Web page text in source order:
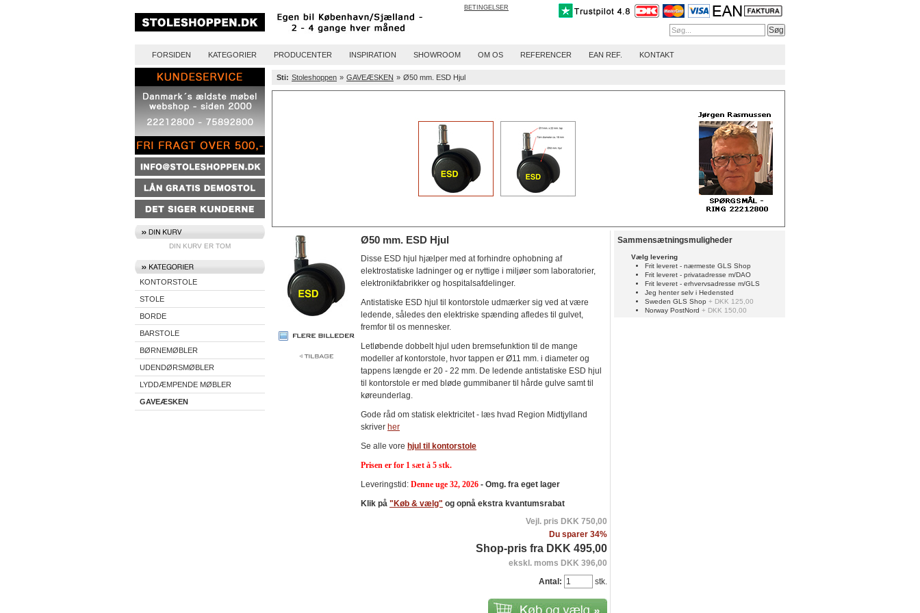
BETINGELSER
FORSIDEN KATEGORIER PRODUCENTER INSPIRATION SHOWROOM OM OS REFERENCER EAN REF. KONTAKT
DIN KURV ER TOM
KONTORSTOLE
STOLE
BORDE
BARSTOLE
BØRNEMØBLER
UDENDØRSMØBLER
LYDDÆMPENDE MØBLER
GAVEÆSKEN
Sti: Stoleshoppen » GAVEÆSKEN » Ø50 mm. ESD Hjul
Ø50 mm. ESD Hjul
Disse ESD hjul hjælper med at forhindre ophobning af
elektrostatiske ladninger og er nyttige i miljøer som laboratorier,
elektronikfabrikker og hospitalsafdelinger.
Antistatiske ESD hjul til kontorstole udmærker sig ved at være
ledende, således den elektriske spænding afledes til gulvet,
fremfor til os mennesker.
Letløbende dobbelt hjul uden bremsefunktion til de mange
modeller af kontorstole, hvor tappen er Ø11 mm. i diameter og
tappens længde er 20 - 22 mm. De ledende antistatiske ESD hjul
til kontorstole er med bløde gummibaner til hårde gulve samt til
køreunderlag.
Gode råd om statisk elektricitet - læs hvad Region Midtjylland
skriver her
Se alle vore hjul til kontorstole
Prisen er for 1 sæt à 5 stk.
Leveringstid: Denne uge 32, 2026 - Omg. fra eget lager
Klik på "Køb & vælg" og opnå ekstra kvantumsrabat
Vejl. pris DKK 750,00
Du sparer 34%
Shop-pris fra DKK 495,00
ekskl. moms DKK 396,00
Antal:
stk.
Sammensætningsmuligheder
Vælg levering
Frit leveret - nærmeste GLS Shop
Frit leveret - privatadresse m/DAO
Frit leveret - erhvervsadresse m/GLS
Jeg henter selv i Hedensted
Sweden GLS Shop + DKK 125,00
Norway PostNord + DKK 150,00